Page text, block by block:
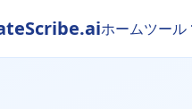
ホームツール